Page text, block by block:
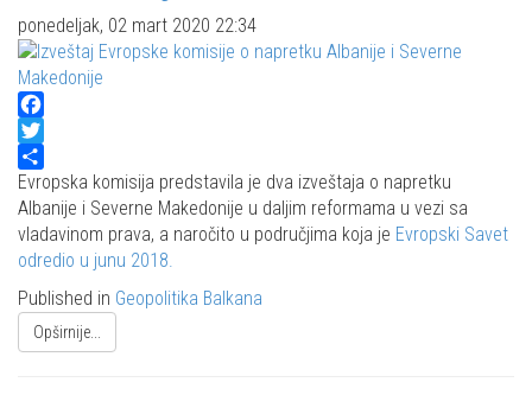
ponedeljak, 02 mart 2020 22:34
Facebook
Twitter
Share
Evropska komisija predstavila je dva izveštaja o napretku
Albanije i Severne Makedonije u daljim reformama u vezi sa
vladavinom prava, a naročito u područjima koja je Evropski Savet
odredio u junu 2018.
Published in Geopolitika Balkana
Opširnije...